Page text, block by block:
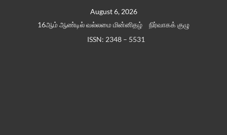
August 6, 2026
16ஆம் ஆண்டில் வல்லமை மின்னிதழ்
நிர்வாகக் குழு
ISSN: 2348 – 5531